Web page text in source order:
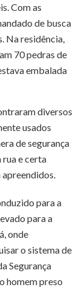
Com as
de busca
Na residência,
70 pedras de
embalada
diversos
usados
de segurança
e certa
para a
para a
onde
o sistema de
Segurança
homem preso